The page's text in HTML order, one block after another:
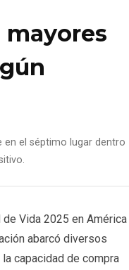
mayores
en el séptimo lugar dentro
Vida 2025 en América
abarcó diversos
capacidad de compra